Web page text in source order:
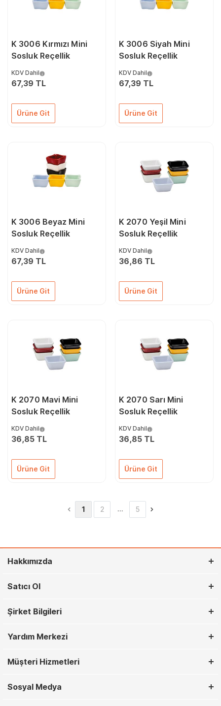
K 3006 Kırmızı Mini
Sosluk Reçellik
KDV Dahil
67,39 TL
Ürüne Git
K 3006 Siyah Mini
Sosluk Reçellik
KDV Dahil
67,39 TL
Ürüne Git
K 3006 Beyaz Mini
Sosluk Reçellik
KDV Dahil
67,39 TL
Ürüne Git
K 2070 Yeşil Mini
Sosluk Reçellik
KDV Dahil
36,86 TL
Ürüne Git
K 2070 Mavi Mini
Sosluk Reçellik
KDV Dahil
36,85 TL
Ürüne Git
K 2070 Sarı Mini
Sosluk Reçellik
KDV Dahil
36,85 TL
Ürüne Git
1 2 … 5
Hakkımızda
Satıcı Ol
Şirket Bilgileri
Yardım Merkezi
Müşteri Hizmetleri
Sosyal Medya